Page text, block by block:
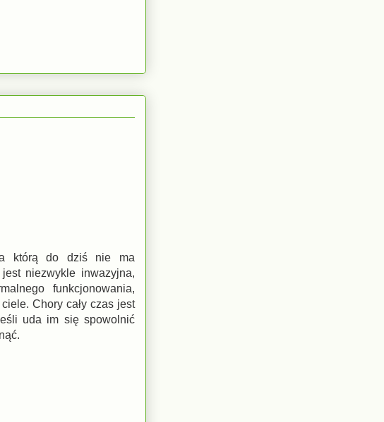
którą do dziś nie ma
niezwykle inwazyjna,
funkcjonowania,
Chory cały czas jest
uda im się spowolnić